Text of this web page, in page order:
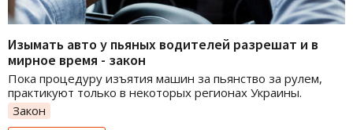
Изымать авто у пьяных водителей разрешат и в
мирное время - закон
Пока процедуру изъятия машин за пьянство за рулем,
практикуют только в некоторых регионах Украины.
Закон